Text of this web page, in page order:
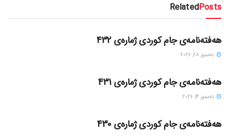
RelatedPosts
گۆڤاره‌کان
هەفتەنامەی جام کوردی ژمارەی 432
ته‌مموز 28, 2026
هەفتەنامەی جام کوردی ژمارەی 431
ته‌مموز 14, 2026
هەفتەنامەی جام کوردی ژمارەی 430